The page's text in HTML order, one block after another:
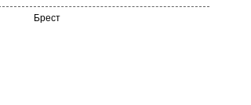
Брест